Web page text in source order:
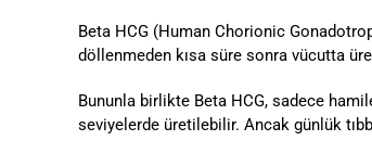
Beta HCG (Human Chorionic
döllenmeden kısa süre sonra vücutta
Bununla birlikte Beta HCG, sadece
seviyelerde üretilebilir. Ancak günlük